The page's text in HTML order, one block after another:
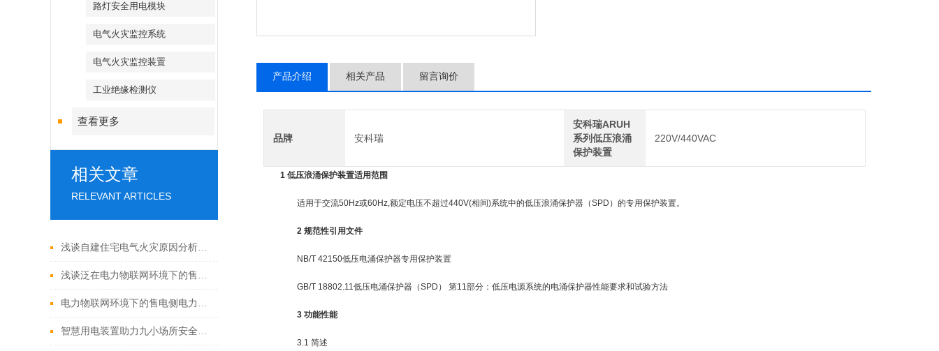
路灯安全用电模块
电气火灾监控系统
电气火灾监控装置
工业绝缘检测仪
查看更多
相关文章
RELEVANT ARTICLES
浅谈自建住宅电气火灾原因分析及预防策略
浅谈泛在电力物联网环境下的售电侧电力市场商业模式研究
电力物联网环境下的售电侧电力市场商业模式研究
智慧用电装置助力九小场所安全升级
产品介绍 相关产品 留言询价
品牌 安科瑞
安科瑞ARUH
系列低压浪涌
保护装置
220V/440VAC
1 低压浪涌保护装置适用范围
适用于交流50Hz或60Hz,额定电压不超过440V(相间)系统中的低压浪涌保护器（SPD）的专用保护装置。
2 规范性引用文件
NB/T 42150低压电涌保护器专用保护装置
GB/T 18802.11低压电涌保护器（SPD） 第11部分：低压电源系统的电涌保护器性能要求和试验方法
3 功能性能
3.1 简述